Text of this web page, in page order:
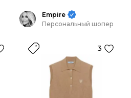
Empire
Персональный шопер
3